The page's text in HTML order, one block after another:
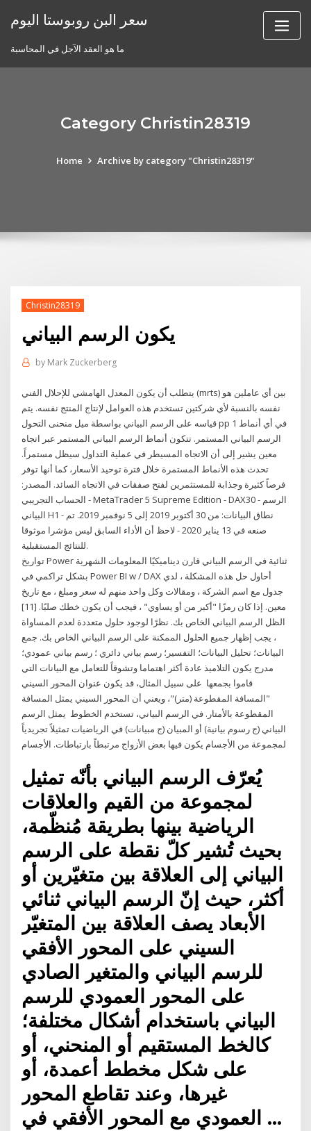
سعر البن روبوستا اليوم
ما هو العقد الآجل في المحاسبة
Category Christin28319
Home Archive by category "Christin28319"
Christin28319
يكون الرسم البياني
by Mark Zuckerberg
يتطلب أن يكون المعدل الهامشي للإحلال الفني (mrts) بين أي عاملين هو
نفسه بالنسبة لأي شركتين تستخدم هذه العوامل لإنتاج المنتج نفسه. يتم
قياسه على الرسم البياني بواسطة ميل منحنى التحول pp 1 في أي أنماط
الرسم البياني المستمر. تتكون أنماط الرسم البياني المستمر عبر اتجاه
معين يشير إلى أن الاتجاه المسيطر في عملية التداول سيظل مستمراً.
تحدث هذه الأنماط المستمرة خلال فترة توحيد الأسعار، كما أنها توفر
فرصاً كثيرة وجذابة للمستثمرين لفتح صفقات في الاتجاه السائد. المصدر:
الحساب التجريبي - MetaTrader 5 Supreme Edition - DAX30 - الرسم
البياني H1 - نطاق البيانات: من 30 أكتوبر 2019 إلى 5 نوفمبر 2019. تم
صنعه في 13 يناير 2020 - لاحظ أن الأداء السابق ليس مؤشرا موثوقا
للنتائج المستقبلية.
تواريخ Power ثنائية في الرسم البياني قارن ديناميكيًا المعلومات الشهرية
بشكل تراكمي في Power BI w / DAX أحاول حل هذه المشكلة ، لدي
جدول مع اسم الشركة ، ومقالات وكل واحد منهم له سعر ومبلغ ، مع تاريخ
معين. إذا كان رمزًا "أكبر من أو يساوي" ، فيجب أن يكون خطك صلبًا. [11]
الظل الرسم البياني الخاص بك. نظرًا لوجود حلول متعددة لعدم المساواة
، يجب إظهار جميع الحلول الممكنة على الرسم البياني الخاص بك. جمع
البيانات؛ تحليل البيانات؛ التفسير؛ رسم بياني دائري ؛ رسم بياني عمودي؛
مدرج يكون التلاميذ عادة أكثر اهتماما وتشوقاً للتعامل مع البيانات التي
قاموا بجمعها على سبيل المثال، قد يكون عنوان المحور السيني
"المسافة المقطوعة (متر)"، ويعني أن المحور السيني يمثل المسافة
المقطوعة بالأمتار. في الرسم البياني، تستخدم الخطوط يمثل الرسم
البياني (ج رسوم بيانية) أو المبيان (ج مبيانات) في الرياضيات تمثيلاً تجريدياً
يُعرّف الرسم البياني بأنّه تمثيل
لمجموعة من القيم والعلاقات
الرياضية بينها بطريقة مُنظّمة،
بحيث تُشير كلّ نقطة على الرسم
البياني إلى العلاقة بين متغيّرين أو
أكثر، حيث إنّ الرسم البياني ثنائي
الأبعاد يصف العلاقة بين المتغيّر
السيني على المحور الأفقي
للرسم البياني والمتغير الصادي
على المحور العمودي للرسم
البياني باستخدام أشكال مختلفة؛
كالخط المستقيم أو المنحني، أو
على شكل مخطط أعمدة، أو
غيرها، وعند تقاطع المحور
العمودي مع المحور الأفقي في …